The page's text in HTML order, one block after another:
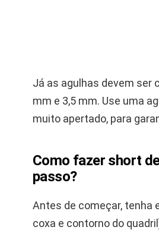
Já as agulhas devem ser
mm e 3,5 mm. Use uma
muito apertado, para
Como fazer short
passo?
Antes de começar, tenha
coxa e contorno do